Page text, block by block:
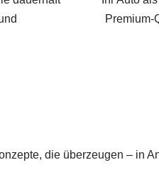
Premium-
die überzeugen – in